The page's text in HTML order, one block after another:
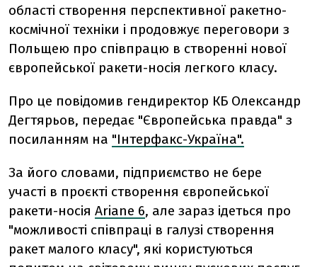
області створення перспективної ракетно-
космічної техніки і продовжує переговори з
Польщею про співпрацю в створенні нової
європейської ракети-носія легкого класу.
Про це повідомив гендиректор КБ Олександр
Дегтярьов, передає "Європейська правда" з
посиланням на "Інтерфакс-Україна".
За його словами, підприємство не бере
участі в проєкті створення європейської
ракети-носія Ariane 6, але зараз ідеться про
"можливості співпраці в галузі створення
ракет малого класу", які користуються